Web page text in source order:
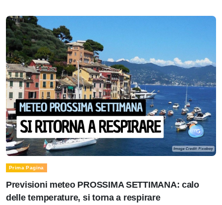
Prima Pagina
Previsioni meteo PROSSIMA SETTIMANA: calo
delle temperature, si torna a respirare